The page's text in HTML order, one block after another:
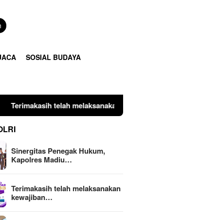
SOSIAL BUDAYA
kewajiban perpajakan daerah tepat waktu
Sinergitas Penegak Hukum,
Kapolres Madiu…
Terimakasih telah melaksanakan
kewajiban…